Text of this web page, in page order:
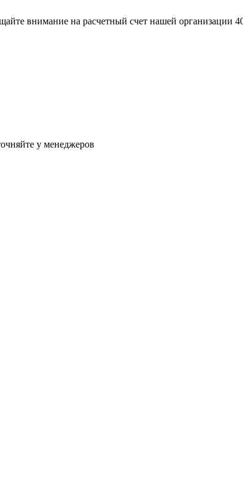
внимание на расчетный счет нашей организации
у менеджеров